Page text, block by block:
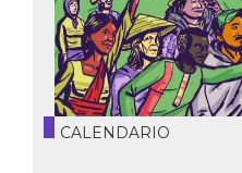
CALENDARIO